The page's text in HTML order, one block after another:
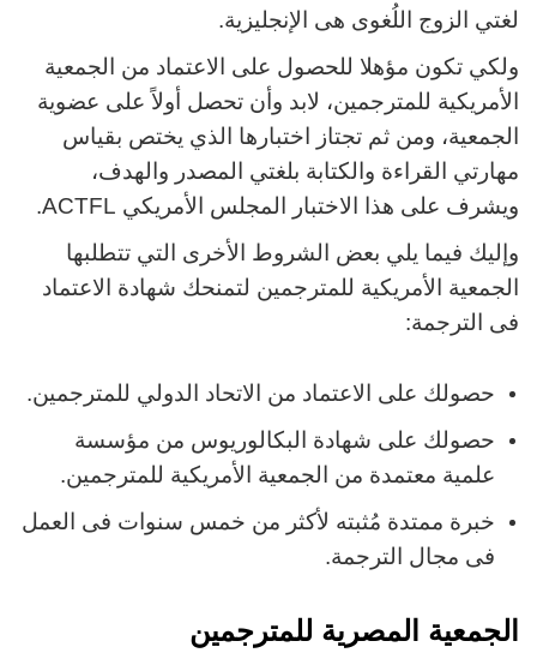
لغتي الزوج اللُغوى هى الإنجليزية.
ولكي تكون مؤهلا للحصول على الاعتماد من الجمعية
الأمريكية للمترجمين، لابد وأن تحصل أولاً على عضوية
الجمعية، ومن ثم تجتاز اختبارها الذي يختص بقياس
مهارتي القراءة والكتابة بلغتي المصدر والهدف،
ويشرف على هذا الاختبار المجلس الأمريكي ACTFL.
وإليك فيما يلي بعض الشروط الأخرى التي تتطلبها
الجمعية الأمريكية للمترجمين لتمنحك شهادة الاعتماد
فى الترجمة:
حصولك على الاعتماد من الاتحاد الدولي للمترجمين.
حصولك على شهادة البكالوريوس من مؤسسة
علمية معتمدة من الجمعية الأمريكية للمترجمين.
خبرة ممتدة مُثبته لأكثر من خمس سنوات فى العمل
فى مجال الترجمة.
الجمعية المصرية للمترجمين